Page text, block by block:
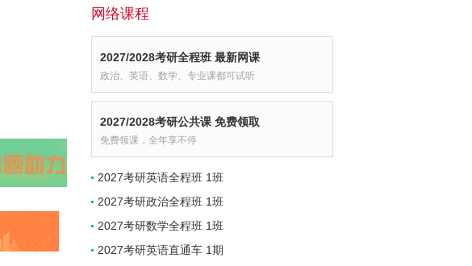
网络课程
2027/2028考研全程班 最新网课
政治、英语、数学、专业课都可试听
2027/2028考研公共课 免费领取
免费领课，全年享不停
2027考研英语全程班 1班
2027考研政治全程班 1班
2027考研数学全程班 1班
2027考研英语直通车 1期